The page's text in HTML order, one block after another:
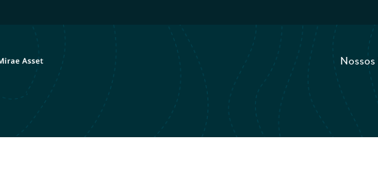
Nossos